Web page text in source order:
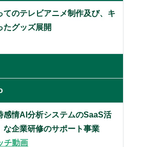
てのテレビアニメ制作及び、キ
たグッズ展開
感情AI分析システムのSaaS活
な企業研修のサポート事業
チ動画